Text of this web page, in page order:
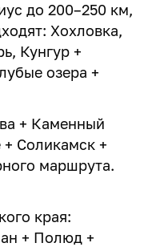
до 200–250 км,
Хохловка,
Кунгур +
озера +
+ Каменный
+ Соликамск +
маршрута.
края:
+ Полюд +